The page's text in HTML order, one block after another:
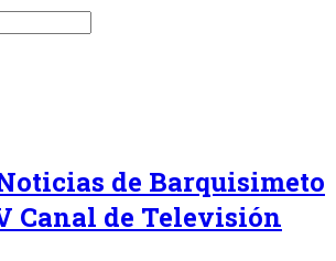
de Barquisimeto
Canal de Televisión